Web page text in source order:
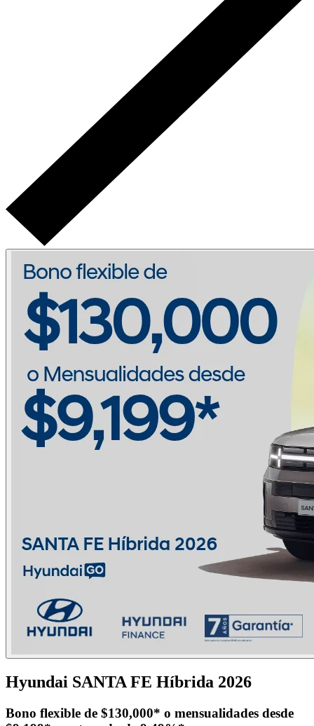
Hyundai SANTA FE Híbrida 2026
Bono flexible de $130,000* o mensualidades desde